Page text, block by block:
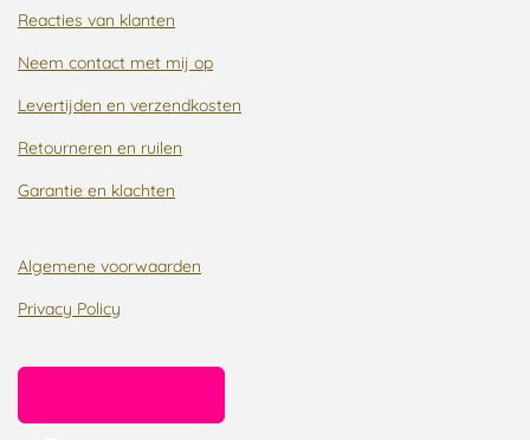
Reacties van klanten
Neem contact met mij op
Levertijden en verzendkosten
Retourneren en ruilen
Garantie en klachten
Algemene voorwaarden
Privacy Policy